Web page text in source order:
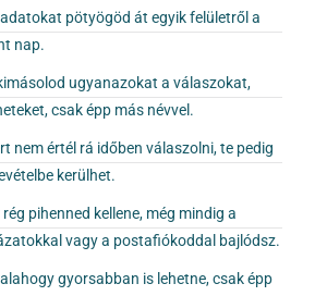
pötyögöd át egyik felületről a
nap.
ugyanazokat a válaszokat,
csak épp más névvel.
nem értél rá időben válaszolni, te pedig
kerülhet.
pihenned kellene, még mindig a
vagy a postafiókoddal bajlódsz.
gyorsabban is lehetne, csak épp